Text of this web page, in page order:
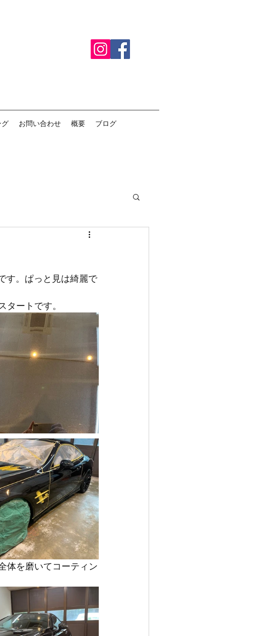
お問い合わせ 概要 ブログ
す。ぱっと見は綺麗で
ートです。
体を磨いてコーティン